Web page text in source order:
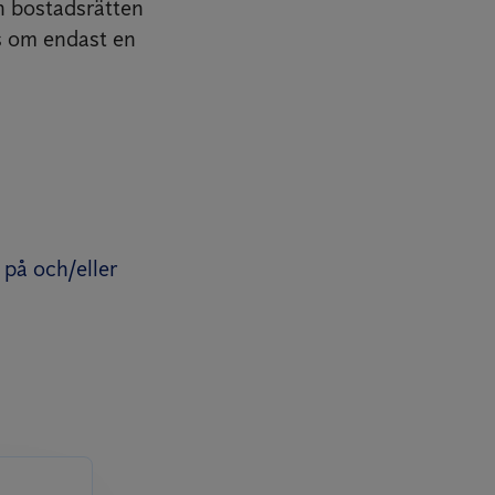
bostadsrätten
endast en
och/eller